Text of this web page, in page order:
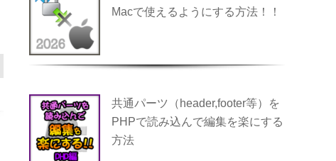
Macで使えるようにする方法！！
共通パーツ（header,footer等）を
PHPで読み込んで編集を楽にする
方法